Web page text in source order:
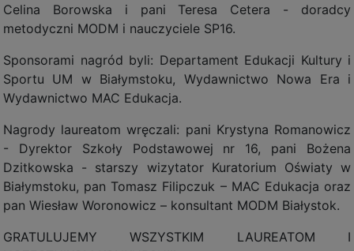
Celina Borowska i pani Teresa Cetera - doradcy
metodyczni MODM i nauczyciele SP16.
Sponsorami nagród byli: Departament Edukacji Kultury i
Sportu UM w Białymstoku, Wydawnictwo Nowa Era i
Wydawnictwo MAC Edukacja.
Nagrody laureatom wręczali: pani Krystyna Romanowicz
- Dyrektor Szkoły Podstawowej nr 16, pani Bożena
Dzitkowska - starszy wizytator Kuratorium Oświaty w
Białymstoku, pan Tomasz Filipczuk – MAC Edukacja oraz
pan Wiesław Woronowicz – konsultant MODM Białystok.
GRATULUJEMY WSZYSTKIM LAUREATOM I